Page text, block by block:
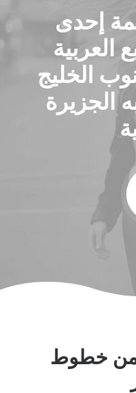
إحدى
العربية
الخليج
الجزيرة
من خطوط